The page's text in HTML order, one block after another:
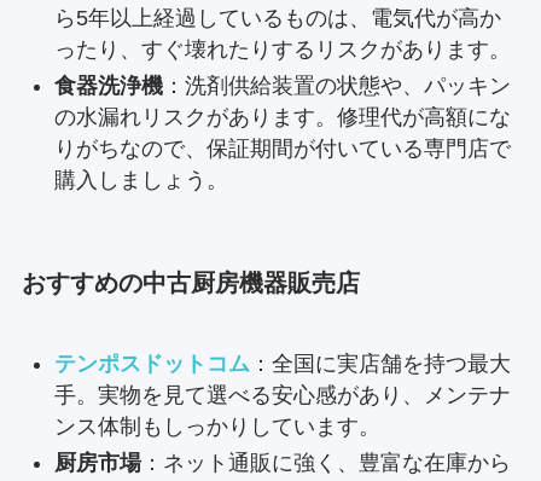
ら5年以上経過しているものは、電気代が高か
ったり、すぐ壊れたりするリスクがあります。
食器洗浄機：洗剤供給装置の状態や、パッキン
の水漏れリスクがあります。修理代が高額にな
りがちなので、保証期間が付いている専門店で
購入しましょう。
おすすめの中古厨房機器販売店
テンポスドットコム ：全国に実店舗を持つ最大
手。実物を見て選べる安心感があり、メンテナ
ンス体制もしっかりしています。
厨房市場：ネット通販に強く、豊富な在庫から